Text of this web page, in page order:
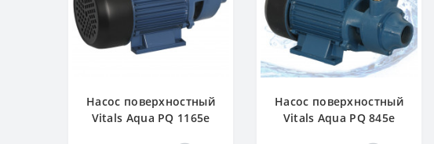
Насос поверхностный
Vitals Aqua PQ 1165e
Насос поверхностный
Vitals Aqua PQ 845e